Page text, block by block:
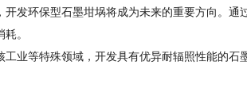
发环保型石墨坩埚将成为未来的重要方向。通
。
业等特殊领域，开发具有优异耐辐照性能的石